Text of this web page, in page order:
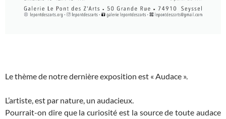
Le thème de notre dernière exposition est « Audace ».
L’artiste, est par nature, un audacieux.
Pourrait-on dire que la curiosité est la source de toute audace